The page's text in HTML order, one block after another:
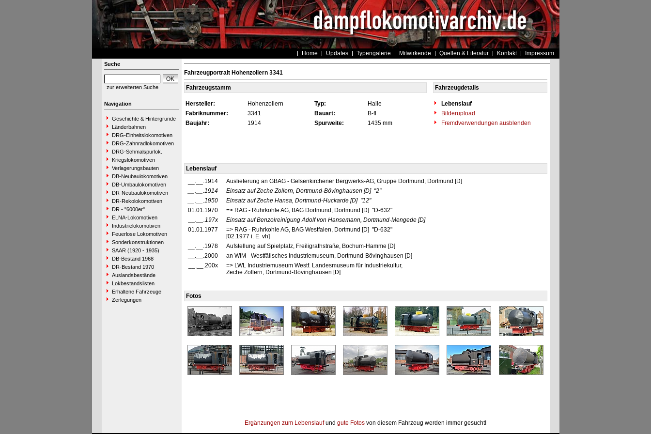
Home Updates Typengalerie Mitwirkende Quellen & Literatur Kontakt Impressum
Suche
zur erweiterten Suche
Navigation
Geschichte & Hintergründe
Länderbahnen
DRG-Einheitslokomotiven
DRG-Zahnradlokomotiven
DRG-Schmalspurlok.
Kriegslokomotiven
Verlagerungsbauten
DB-Neubaulokomotiven
DB-Umbaulokomotiven
DR-Neubaulokomotiven
DR-Rekolokomotiven
DR - "6000er"
ELNA-Lokomotiven
Industrielokomotiven
Feuerlose Lokomotiven
Sonderkonstruktionen
SAAR (1920 - 1935)
DB-Bestand 1968
DR-Bestand 1970
Auslandsbestände
Lokbestandslisten
Erhaltene Fahrzeuge
Zerlegungen
Fahrzeugportrait Hohenzollern 3341
Fahrzeugstamm Fahrzeugdetails
Hersteller: Hohenzollern Typ: Halle
Lebenslauf
Fabriknummer:
3341 Bauart: B-fl
Bilderupload
Baujahr:
1914 Spurweite: 1435 mm Fremdverwendungen ausblenden
Lebenslauf
__.__.1914
Auslieferung an GBAG - Gelsenkirchener Bergwerks-AG, Gruppe Dortmund, Dortmund [D]
__.__.1914
Einsatz auf Zeche Zollern, Dortmund-Bövinghausen [D] "2"
__.__.1950
Einsatz auf Zeche Hansa, Dortmund-Huckarde [D] "12"
01.01.1970
=> RAG - Ruhrkohle AG, BAG Dortmund, Dortmund [D] "D-632"
__.__.197x
Einsatz auf Benzolreinigung Adolf von Hansemann, Dortmund-Mengede [D]
01.01.1977
=> RAG - Ruhrkohle AG, BAG Westfalen, Dortmund [D] "D-632"
[02.1977 i. E. vh]
__.__.1978
Aufstellung auf Spielplatz, Freiligrathstraße, Bochum-Hamme [D]
__.__.2000
an WIM - Westfälisches Industriemuseum, Dortmund-Bövinghausen [D]
__.__.200x
=> LWL Industriemuseum Westf. Landesmuseum für Industriekultur,
Zeche Zollern, Dortmund-Bövinghausen [D]
Fotos
Ergänzungen zum Lebenslaufund gute Fotos von diesem Fahrzeug werden immer gesucht!